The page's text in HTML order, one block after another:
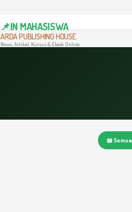
📌IN MAHASISWA
ARDA PUBLISHING HOUSE
News, Artikel, Kursus & Ebook Online
📖 Semua